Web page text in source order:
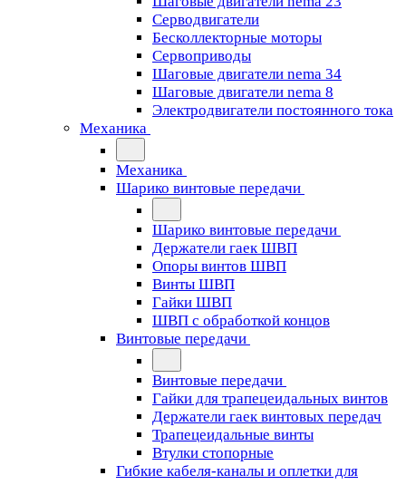
Cерводвигатели
Бесколлекторные моторы
Сервоприводы
Шаговые двигатели nema 34
Шаговые двигатели nema 8
Электродвигатели постоянного тока
Механика
Механика
Шарико винтовые передачи
Шарико винтовые передачи
Держатели гаек ШВП
Опоры винтов ШВП
Винты ШВП
Гайки ШВП
ШВП с обработкой концов
Винтовые передачи
Винтовые передачи
Гайки для трапецеидальных винтов
Держатели гаек винтовых передач
Трапецеидальные винты
Втулки стопорные
Гибкие кабеля-каналы и оплетки для